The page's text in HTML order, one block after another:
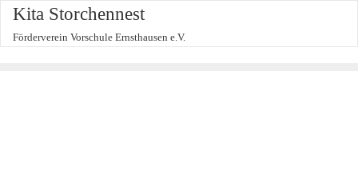
Kita Storchennest
Förderverein Vorschule Ernsthausen e.V.